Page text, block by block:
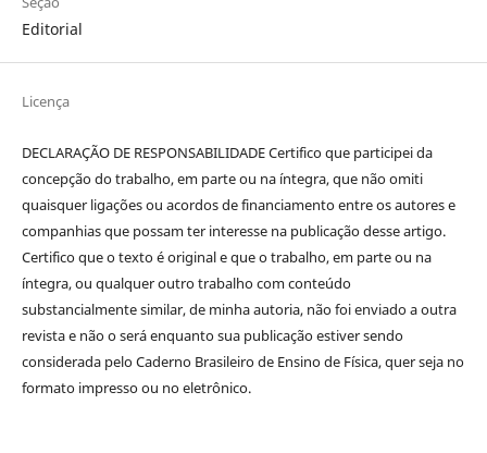
Editorial
Licença
DECLARAÇÃO DE RESPONSABILIDADE Certifico que participei da
concepção do trabalho, em parte ou na íntegra, que não omiti
quaisquer ligações ou acordos de financiamento entre os autores e
companhias que possam ter interesse na publicação desse artigo.
Certifico que o texto é original e que o trabalho, em parte ou na
íntegra, ou qualquer outro trabalho com conteúdo
substancialmente similar, de minha autoria, não foi enviado a outra
revista e não o será enquanto sua publicação estiver sendo
considerada pelo Caderno Brasileiro de Ensino de Física, quer seja no
formato impresso ou no eletrônico.